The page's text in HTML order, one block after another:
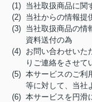
(1) 当社取扱商品に関
(2) 当社からの情報提
(3) 当社取扱商品の情
資料送付の為
(4) お問い合わせいた
りご連絡をさせて
(5) 本サービスのご利
等に対して、当社
(6) 本サービスを円滑